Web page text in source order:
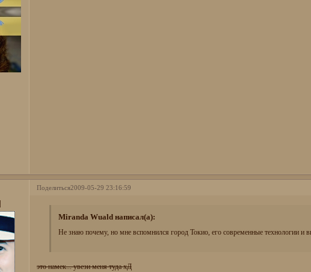
Поделиться2009-05-29 23:16:59
Miranda Wuald написал(а):
Не знаю почему, но мне вспомнился город Токио, его современные технологии и
это намек... увези меня туда хД